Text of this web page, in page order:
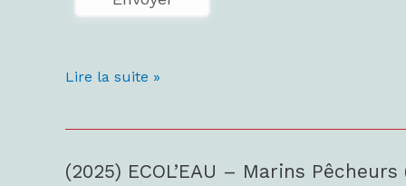
Lire la suite »
(2025) ECOL’EAU – Marins Pêcheurs
(2025)